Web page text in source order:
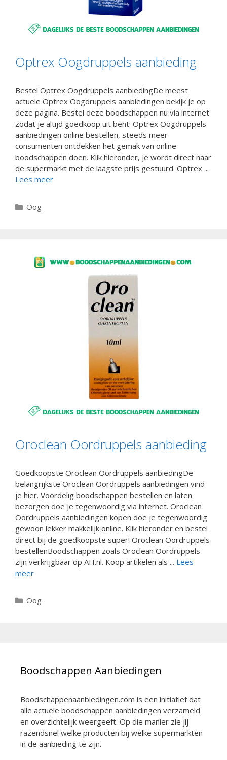
Optrex Oogdruppels aanbieding
Bestel Optrex Oogdruppels aanbiedingDe meest
actuele Optrex Oogdruppels aanbiedingen bekijk je op
deze pagina. Bestel deze boodschappen nu via internet
zodat je altijd goedkoop uit bent. Optrex Oogdruppels
aanbiedingen online bestellen, steeds meer
consumenten ontdekken het gemak van online
boodschappen doen. Klik hieronder, je wordt direct naar
de supermarkt met de laagste prijs gestuurd. Optrex ...
Lees meer
Categorieën
Oog
Oroclean Oordruppels aanbieding
Goedkoopste Oroclean Oordruppels aanbiedingDe
belangrijkste Oroclean Oordruppels aanbiedingen vind
je hier. Voordelig boodschappen bestellen en laten
bezorgen doe je tegenwoordig via internet. Oroclean
Oordruppels aanbiedingen kopen doe je tegenwoordig
gewoon lekker makkelijk online. Klik hieronder en bestel
direct bij de goedkoopste super! Oroclean Oordruppels
bestellenBoodschappen zoals Oroclean Oordruppels
zijn verkrijgbaar op AH.nl. Koop artikelen als ... Lees
meer
Categorieën
Oog
Boodschappen Aanbiedingen
Boodschappenaanbiedingen.com is een initiatief dat
alle actuele boodschappen aanbiedingen verzameld
en overzichtelijk weergeeft. Op die manier zie jij
razendsnel welke producten bij welke supermarkten
in de aanbieding te zijn.